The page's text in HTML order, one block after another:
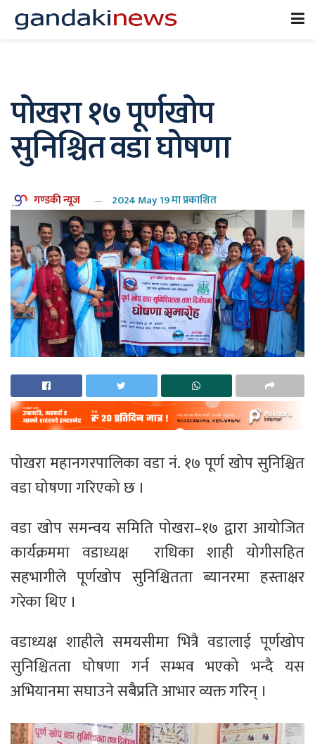
पोखरा १७ पूर्णखोप
सुनिश्चित वडा घोषणा
गण्डकी न्यूज 2024 May 19 मा प्रकाशित
पोखरा महानगरपालिका वडा नं. १७ पूर्ण खोप सुनिश्चित
वडा घोषणा गरिएको छ ।
वडा खोप समन्वय समिति पोखरा–१७ द्वारा आयोजित
कार्यक्रममा वडाध्यक्ष राधिका शाही योगीसहित
सहभागीले पूर्णखोप सुनिश्चितता ब्यानरमा हस्ताक्षर
गरेका थिए ।
वडाध्यक्ष शाहीले समयसीमा भित्रै वडालाई पूर्णखोप
सुनिश्चितता घोषणा गर्न सम्भव भएको भन्दै यस
अभियानमा सघाउने सबैप्रति आभार व्यक्त गरिन् ।